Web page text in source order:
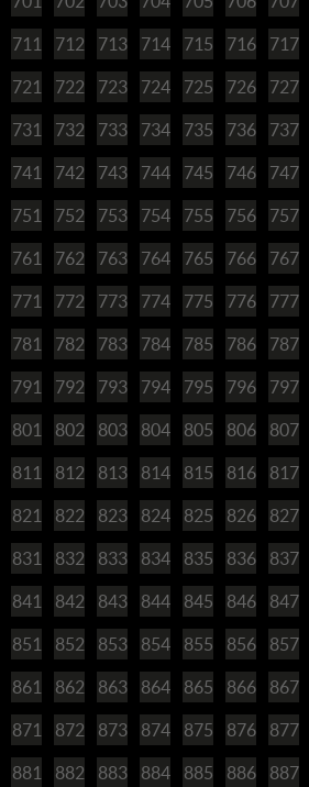
711 712 713 714 715 716 717
721 722 723 724 725 726 727
731 732 733 734 735 736 737
741 742 743 744 745 746 747
751 752 753 754 755 756 757
761 762 763 764 765 766 767
771 772 773 774 775 776 777
781 782 783 784 785 786 787
791 792 793 794 795 796 797
801 802 803 804 805 806 807
811 812 813 814 815 816 817
821 822 823 824 825 826 827
831 832 833 834 835 836 837
841 842 843 844 845 846 847
851 852 853 854 855 856 857
861 862 863 864 865 866 867
871 872 873 874 875 876 877
881 882 883 884 885 886 887